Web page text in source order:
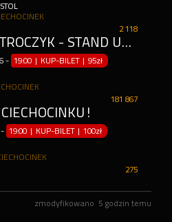
2 118
PIOTR BAŁTROCZYK - STAND UP 2026
- 19:00 | KUP-BILET |95zł
181 867
- 19:00 | KUP-BILET |100zł
275
zmodyfikowano 5 godzin temu